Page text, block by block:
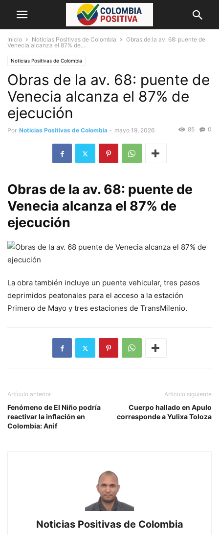
Inicio Noticias Positivas de Colombia
Obras de la av. 68: puente de
Venecia alcanza el 87% de...
Noticias Positivas de Colombia
Obras de la av. 68: puente de
Venecia alcanza el 87% de
ejecución
Por Noticias Positivas de Colombia - mayo 19, 2026 0
85
Obras de la av. 68: puente de
Venecia alcanza el 87% de
ejecución
La obra también incluye un puente vehicular, tres pasos
deprimidos peatonales para el acceso a la estación
Primero de Mayo y tres estaciones de TransMilenio.
Artículo anterior
Fenómeno de El Niño podría
reactivar la inflación en
Colombia: Anif
Artículo siguiente
Cuerpo hallado en Apulo
corresponde a Yulixa Toloza
Noticias Positivas de Colombia